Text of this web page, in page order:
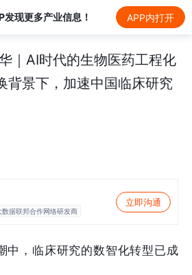
发现更多产业信息！ APP内打开
｜AI时代的生物医药工程化
背景下，加速中国临床研究
据联邦合作网络研发商
立即沟通
中，临床研究的数智化转型已成